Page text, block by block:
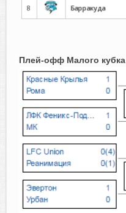
Плей-офф Малого кубка